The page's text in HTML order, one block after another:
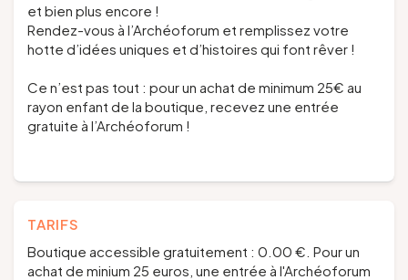
et bien plus encore !
Rendez-vous à l’Archéoforum et remplissez votre
hotte d’idées uniques et d’histoires qui font rêver !
Ce n’est pas tout : pour un achat de minimum 25€ au
rayon enfant de la boutique, recevez une entrée
gratuite à l’Archéoforum !
TARIFS
Boutique accessible gratuitement : 0.00 €. Pour un
achat de minium 25 euros, une entrée à l'Archéoforum